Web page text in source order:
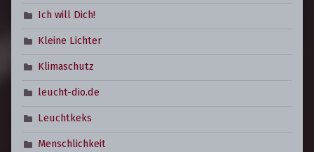
Ich will Dich!
Kleine Lichter
Klimaschutz
leucht-dio.de
Leuchtkeks
Menschlichkeit